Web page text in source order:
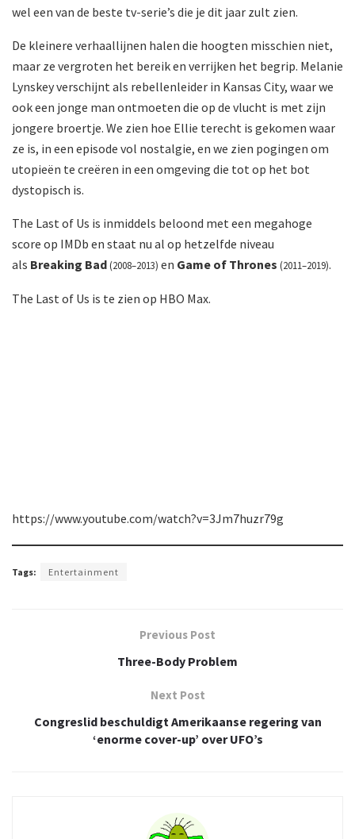
wel een van de beste tv-serie’s die je dit jaar zult zien.
De kleinere verhaallijnen halen die hoogten misschien niet,
maar ze vergroten het bereik en verrijken het begrip. Melanie
Lynskey verschijnt als rebellenleider in Kansas City, waar we
ook een jonge man ontmoeten die op de vlucht is met zijn
jongere broertje. We zien hoe Ellie terecht is gekomen waar
ze is, in een episode vol nostalgie, en we zien pogingen om
utopieën te creëren in een omgeving die tot op het bot
dystopisch is.
The Last of Us is inmiddels beloond met een megahoge
score op IMDb en staat nu al op hetzelfde niveau
als Breaking Bad(2008–2013) en Game of Thrones (2011–2019).
The Last of Us is te zien op HBO Max.
https://www.youtube.com/watch?v=3Jm7huzr79g
Tags: Entertainment
Previous Post
Three-Body Problem
Next Post
Congreslid beschuldigt Amerikaanse regering van
‘enorme cover-up’ over UFO’s